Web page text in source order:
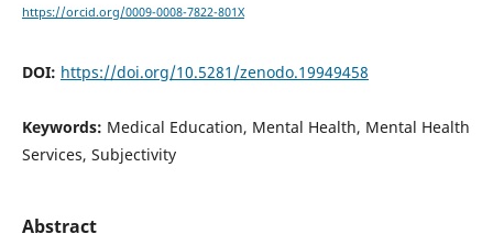
https://orcid.org/0009-0008-7822-801X
DOI: https://doi.org/10.5281/zenodo.19949458
Keywords: Medical Education, Mental Health, Mental Health
Services, Subjectivity
Abstract